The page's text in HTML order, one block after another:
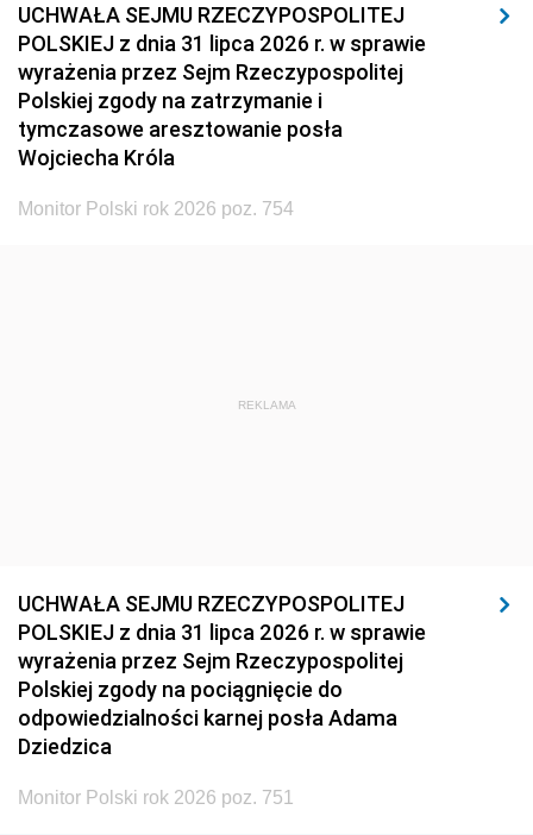
UCHWAŁA SEJMU RZECZYPOSPOLITEJ
POLSKIEJ z dnia 31 lipca 2026 r. w sprawie
wyrażenia przez Sejm Rzeczypospolitej
Polskiej zgody na zatrzymanie i
tymczasowe aresztowanie posła
Wojciecha Króla
Monitor Polski rok 2026 poz. 754
REKLAMA
UCHWAŁA SEJMU RZECZYPOSPOLITEJ
POLSKIEJ z dnia 31 lipca 2026 r. w sprawie
wyrażenia przez Sejm Rzeczypospolitej
Polskiej zgody na pociągnięcie do
odpowiedzialności karnej posła Adama
Dziedzica
Monitor Polski rok 2026 poz. 751